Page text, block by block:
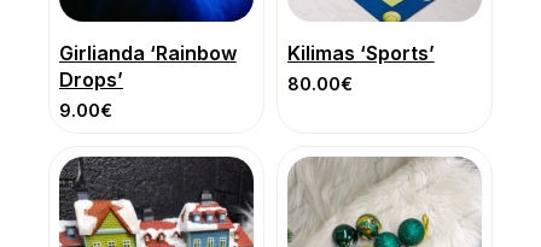
Girlianda ‘Rainbow
Drops’
9.00€
Kilimas ‘Sports’
80.00€